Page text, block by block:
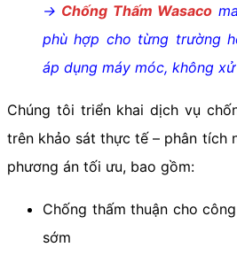
→ Chống Thấm Wasaco
phù hợp cho từng trường
áp dụng máy móc, không
Chúng tôi triển khai dịch vụ
trên khảo sát thực tế – phân tích
phương án tối ưu, bao gồm:
Chống thấm thuận cho
sớm